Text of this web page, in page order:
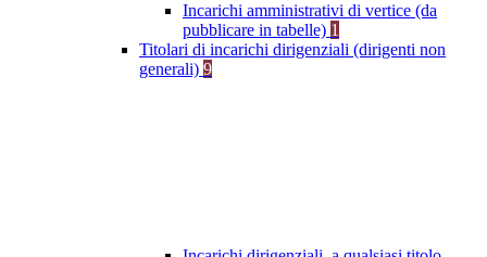
Incarichi amministrativi di vertice (da
pubblicare in tabelle) 1
Titolari di incarichi dirigenziali (dirigenti non
generali) 9